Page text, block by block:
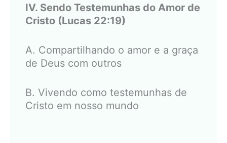
IV. Sendo Testemunhas do Amor de
Cristo (Lucas 22:19)
A. Compartilhando o amor e a graça
de Deus com outros
B. Vivendo como testemunhas de
Cristo em nosso mundo